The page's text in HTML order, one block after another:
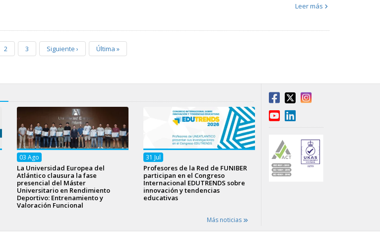
Leer más
2 3 Siguiente › Última »
03 Ago
La Universidad Europea del
Atlántico clausura la fase
presencial del Máster
Universitario en Rendimiento
Deportivo: Entrenamiento y
Valoración Funcional
31 Jul
Profesores de la Red de FUNIBER
participan en el Congreso
Internacional EDUTRENDS sobre
innovación y tendencias
educativas
Más noticias